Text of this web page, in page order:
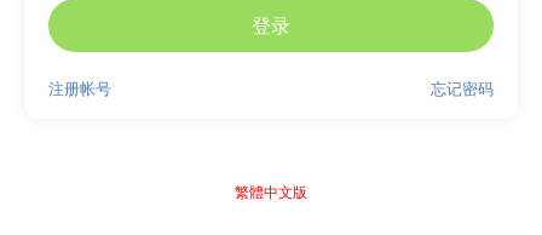
登录
忘记密码
注册帐号
繁體中文版